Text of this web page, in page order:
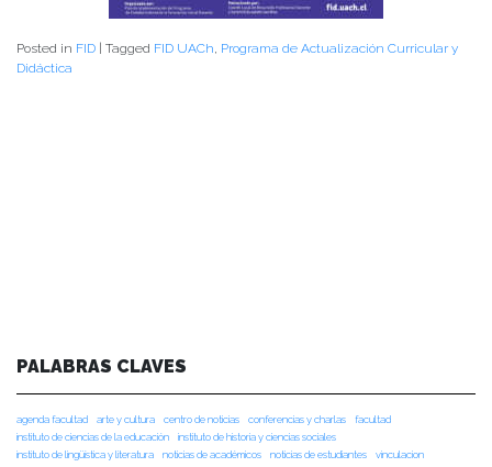
Posted in FID Tagged FID UACh, Programa de Actualización Curricular y
Didáctica
PALABRAS CLAVES
agenda facultad arte y cultura centro de noticias conferencias y charlas
facultad
instituto de ciencias de la educación
instituto de historia y ciencias sociales
instituto de lingüística y literatura
noticias de académicos noticias de estudiantes
vinculacion